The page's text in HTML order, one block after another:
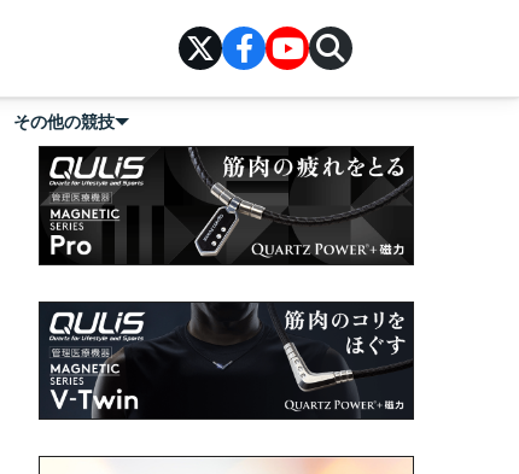
その他の競技